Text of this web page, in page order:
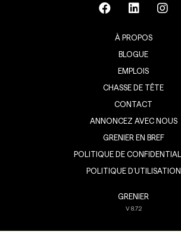
À PROPOS
BLOGUE
EMPLOIS
CHASSE DE TÊTE
CONTACT
ANNONCEZ AVEC NOUS
GRENIER EN BREF
POLITIQUE DE
POLITIQUE D’UTILISATION
GRENIER
V8.7.2